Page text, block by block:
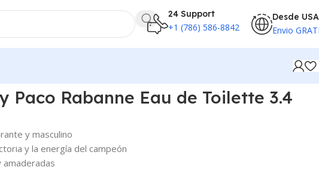
24 Support
+1 (786) 586-8842
Desde USA
Envio
Paco Rabanne Eau de Toilette 3.4
y masculino
y la energía del campeón